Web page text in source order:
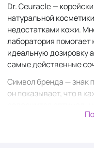
Dr. Ceuracle —
натуральной
недостатками кожи.
лаборатория
идеальную дозировку
самые действенные
Символ бренда — знак
он показывает, что в
Нули в форме семян